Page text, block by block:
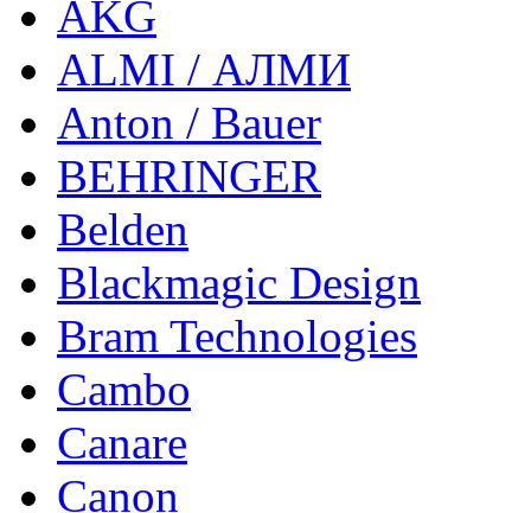
AKG
ALMI / АЛМИ
Anton / Bauer
BEHRINGER
Belden
Blackmagic Design
Bram Technologies
Cambo
Canare
Canon